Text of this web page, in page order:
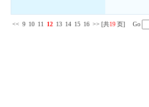
<< 9 10 11 12 13 14 15 16 >> [共19 页] Go